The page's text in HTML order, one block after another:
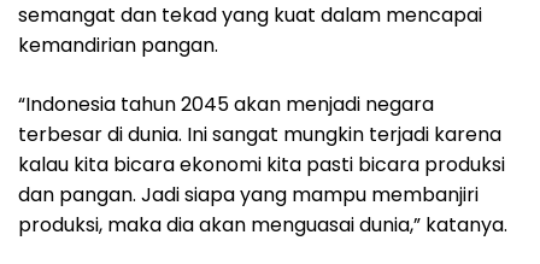
semangat dan tekad yang kuat dalam mencapai
kemandirian pangan.
“Indonesia tahun 2045 akan menjadi negara
terbesar di dunia. Ini sangat mungkin terjadi karena
kalau kita bicara ekonomi kita pasti bicara produksi
dan pangan. Jadi siapa yang mampu membanjiri
produksi, maka dia akan menguasai dunia,” katanya.